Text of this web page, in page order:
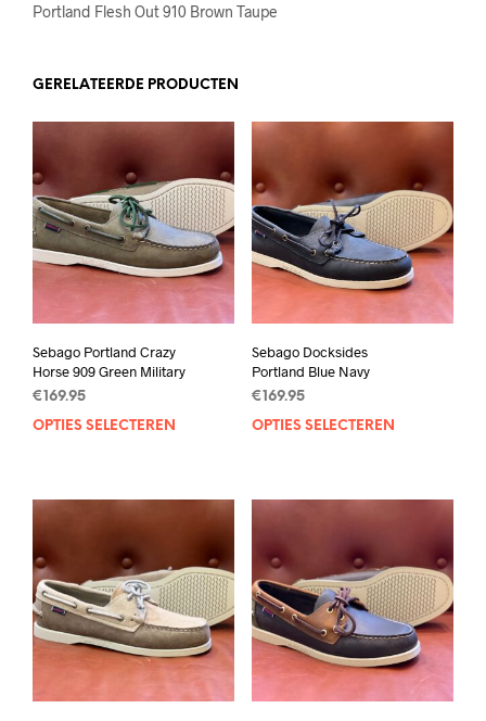
Portland Flesh Out 910 Brown Taupe
GERELATEERDE PRODUCTEN
Sebago Portland Crazy
Horse 909 Green Military
€ 169.95
OPTIES SELECTEREN
Dit
meerdere
optie
kan
gekozen
worden
op
de
productpagina
Sebago Docksides
Portland Blue Navy
€ 169.95
OPTIES SELECTEREN
kan
op